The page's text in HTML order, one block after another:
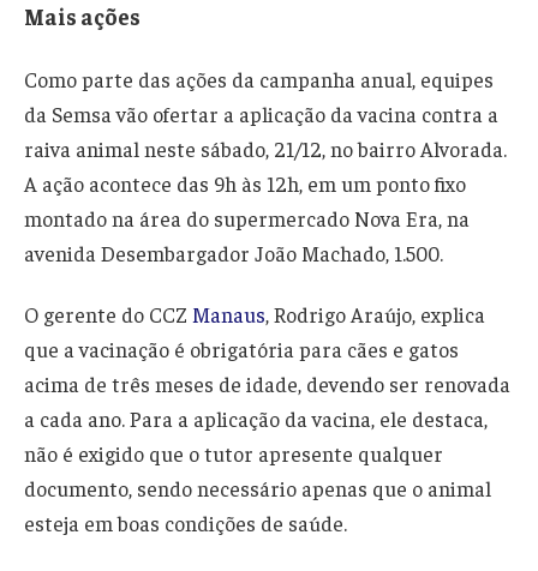
Mais ações
Como parte das ações da campanha anual, equipes
da Semsa vão ofertar a aplicação da vacina contra a
raiva animal neste sábado, 21/12, no bairro Alvorada.
A ação acontece das 9h às 12h, em um ponto fixo
montado na área do supermercado Nova Era, na
avenida Desembargador João Machado, 1.500.
O gerente do CCZ Manaus, Rodrigo Araújo, explica
que a vacinação é obrigatória para cães e gatos
acima de três meses de idade, devendo ser renovada
a cada ano. Para a aplicação da vacina, ele destaca,
não é exigido que o tutor apresente qualquer
documento, sendo necessário apenas que o animal
esteja em boas condições de saúde.